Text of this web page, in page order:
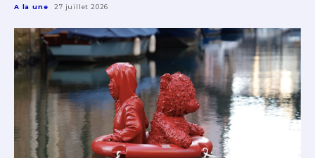
A la une 27 juillet 2026